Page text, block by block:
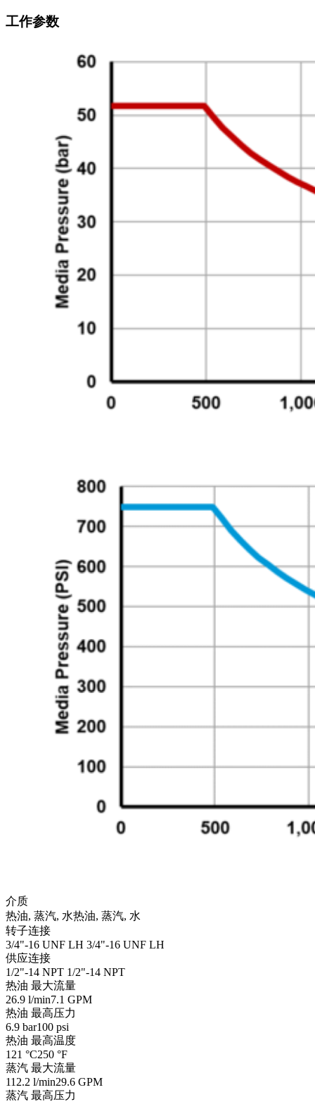
工作参数
介质
热油, 蒸汽, 水热油, 蒸汽, 水
转子连接
3/4"-16 UNF LH 3/4"-16 UNF LH
供应连接
1/2"-14 NPT 1/2"-14 NPT
热油 最大流量
26.9 l/min7.1 GPM
热油 最高压力
6.9 bar100 psi
热油 最高温度
121 °C250 °F
蒸汽 最大流量
112.2 l/min29.6 GPM
蒸汽 最高压力